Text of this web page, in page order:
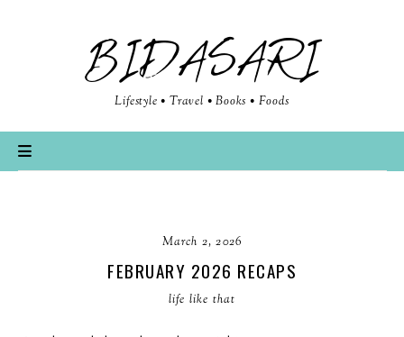
BIDASARI
Lifestyle • Travel • Books • Foods
March 2, 2026
FEBRUARY 2026 RECAPS
life like that